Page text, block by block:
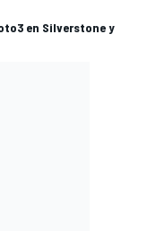
en Silverstone y